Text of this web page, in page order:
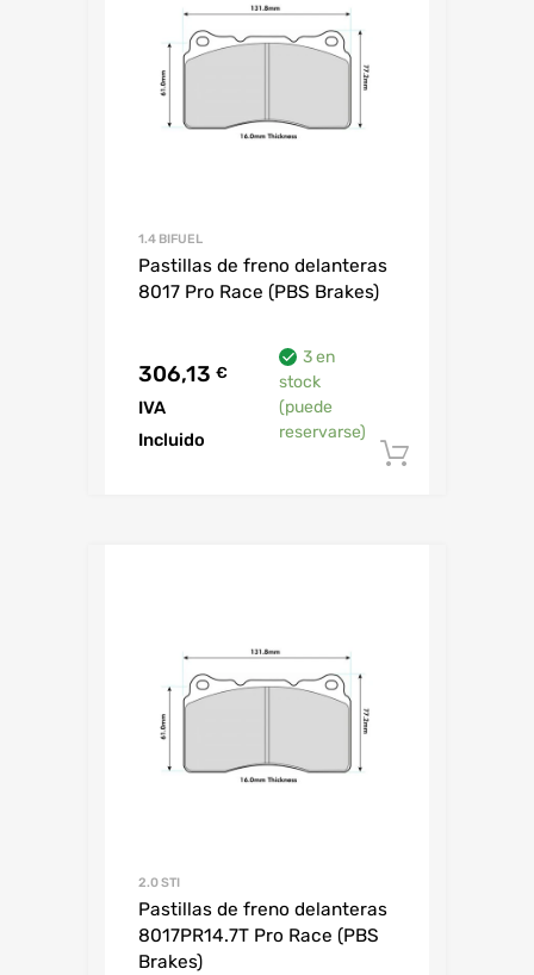
1.4 BIFUEL
Pastillas de freno delanteras
8017 Pro Race (PBS Brakes)
306,13 €
IVA
Incluido
3 en
stock
(puede
reservarse)
2.0 STI
Pastillas de freno delanteras
8017PR14.7T Pro Race (PBS
Brakes)